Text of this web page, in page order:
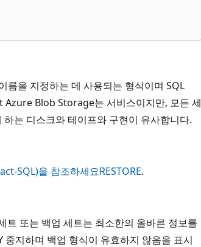
을 지정하는 데 사용되는 형식이며 SQL
Blob Storage는 서비스이지만, 모든 세
는 디스크와 테이프와 구현이 유사합니다.
SQL)을 참조하세요RESTORE.
또는 백업 세트는 최소한의 올바른 정보를
중지하며 백업 형식이 유효하지 않음을 표시